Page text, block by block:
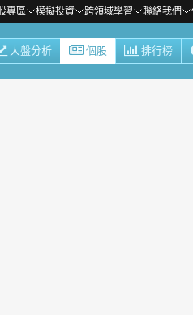
專區 模擬投資 跨領域學習 聯絡我們
大盤分析 個股 排行榜